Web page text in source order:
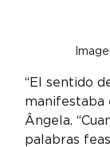
“El sentido
manifestaba
Ângela.
palabras